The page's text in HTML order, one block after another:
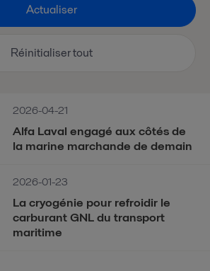
2026-04-21
Alfa Laval engagé aux côtés de
la marine marchande de demain
2026-01-23
La cryogénie pour refroidir le
carburant GNL du transport
maritime
Actualiser
Réinitialiser tout